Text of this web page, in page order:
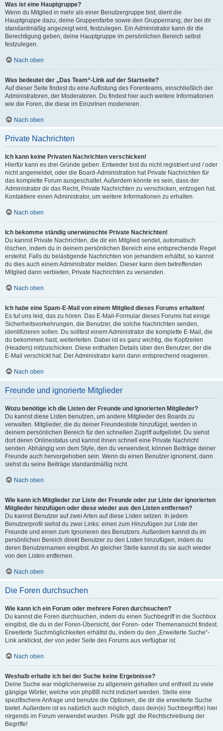
Was ist eine Hauptgruppe?
Wenn du Mitglied in mehr als einer Benutzergruppe bist, dient die
Hauptgruppe dazu, deine Gruppenfarbe sowie den Gruppenrang, der bei dir
standardmäßig angezeigt wird, festzulegen. Ein Administrator kann dir die
Berechtigung geben, deine Hauptgruppe im persönlichen Bereich selbst
festzulegen.
Nach oben
Was bedeutet der „Das Team“-Link auf der Startseite?
Auf dieser Seite findest du eine Auflistung des Forenteams, einschließlich der
Administratoren, der Moderatoren. Du findest hier auch weitere Informationen
wie die Foren, die diese im Einzelnen moderieren.
Nach oben
Private Nachrichten
Ich kann keine Privaten Nachrichten verschicken!
Hierfür kann es drei Gründe geben: Entweder bist du nicht registriert und / oder
nicht angemeldet, oder die Board-Administration hat Private Nachrichten für
das komplette Forum ausgeschaltet. Außerdem könnte es sein, dass der
Administrator dir das Recht, Private Nachrichten zu verschicken, entzogen hat.
Kontaktiere einen Administrator, um weitere Informationen zu erhalten.
Nach oben
Ich bekomme ständig unerwünschte Private Nachrichten!
Du kannst Private Nachrichten, die dir ein Mitglied sendet, automatisch
löschen, indem du in deinem persönlichen Bereich eine entsprechende Regel
erstellst. Falls du belästigende Nachrichten von jemandem erhältst, so kannst
du dies auch einem Administrator melden. Dieser kann dem betreffenden
Mitglied dann verbieten, Private Nachrichten zu versenden.
Nach oben
Ich habe eine Spam-E-Mail von einem Mitglied dieses Forums erhalten!
Es tut uns leid, das zu hören. Das E-Mail-Formular dieses Forums hat einige
Sicherheitsvorkehrungen, die Benutzer, die solche Nachrichten senden,
identifizieren sollen. Du solltest einem Administrator die komplette E-Mail, die
du bekommen hast, weiterleiten. Dabei ist es ganz wichtig, die Kopfzeilen
(Headers) mitzuschicken. Diese enthalten Details über den Benutzer, der die
E-Mail verschickt hat. Der Administrator kann dann entsprechend reagieren.
Nach oben
Freunde und ignorierte Mitglieder
Wozu benötige ich die Listen der Freunde und ignorierten Mitglieder?
Du kannst diese Listen benutzen, um andere Mitglieder des Boards zu
verwalten. Mitglieder, die du deiner Freundesliste hinzufügst, werden in
deinem persönlichen Bereich für den schnellen Zugriff aufgelistet. Du siehst
dort deren Onlinestatus und kannst ihnen schnell eine Private Nachricht
senden. Abhängig von dem Style, den du verwendest, können Beiträge deiner
Freunde auch hervorgehoben sein. Wenn du einen Benutzer ignorierst, dann
siehst du seine Beiträge standardmäßig nicht.
Nach oben
Wie kann ich Mitglieder zur Liste der Freunde oder zur Liste der ignorierten
Mitglieder hinzufügen oder diese wieder aus den Listen entfernen?
Du kannst Benutzer auf zwei Arten auf diese Listen setzen: In jedem
Benutzerprofil siehst du zwei Links: einen zum Hinzufügen zur Liste der
Freunde und einen zum Ignorieren des Benutzers. Außerdem kannst du im
persönlichen Bereich direkt Benutzer zu den Listen hinzufügen, indem du
deren Benutzernamen eingibst. An gleicher Stelle kannst du sie auch wieder
von den Listen entfernen.
Nach oben
Die Foren durchsuchen
Wie kann ich ein Forum oder mehrere Foren durchsuchen?
Du kannst die Foren durchsuchen, indem du einen Suchbegriff in die Suchbox
eingibst, die du in der Foren-Übersicht, der Foren- oder Themenansicht findest.
Erweiterte Suchmöglichkeiten erhältst du, indem du den „Erweiterte Suche“-
Link anklickst, der von jeder Seite des Forums aus verfügbar ist.
Nach oben
Weshalb erhalte ich bei der Suche keine Ergebnisse?
Deine Suche war möglicherweise zu allgemein gehalten und enthielt zu viele
gängige Wörter, welche von phpBB nicht indiziert werden. Stelle eine
spezifischere Anfrage und benutze die Optionen, die dir die erweiterte Suche
bietet. Außerdem ist es natürlich auch möglich, dass dein(e) Suchbegriff(e) hier
nirgends im Forum verwendet wurden. Prüfe ggf. die Rechtschreibung der
Begriffe!